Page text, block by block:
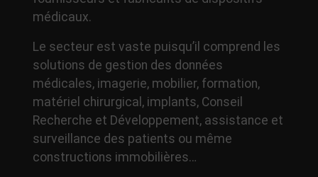
médicaux.
Le secteur est vaste puisqu’il comprend les
solutions de gestion des données
médicales, imagerie, mobilier, formation,
matériel chirurgical, implants, Conseil
Recherche et Développement, assistance et
surveillance des patients ou même
constructions immobilières…